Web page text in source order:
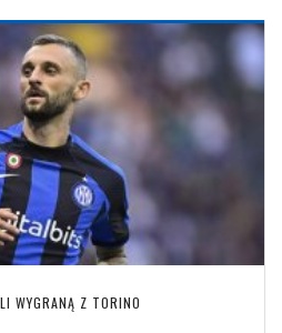
WYGRANĄ Z TORINO